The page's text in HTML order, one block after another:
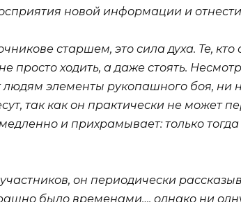
новой информации и
старшем, это сила духа. Те,
просто ходить, а даже стоять.
людям элементы рукопашного боя, ни
так как он практически не может
и прихрамывает: только
он периодически
было временами…, однако ни